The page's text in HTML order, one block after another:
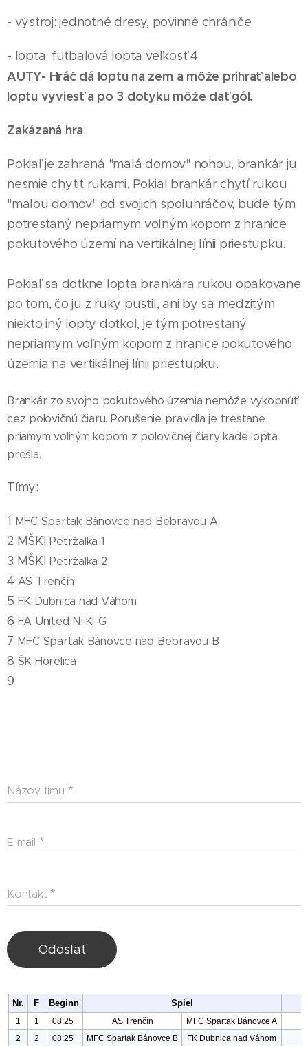
- výstroj: jednotné dresy, povinné chrániče
- lopta: futbalová lopta veľkosť 4
AUTY- Hráč dá loptu na zem a môže prihrať alebo
loptu vyviesť a po 3 dotyku môže dať gól.
Zakázaná hra:
Pokiaľ je zahraná "malá domov" nohou, brankár ju
nesmie chytiť rukami. Pokiaľ brankár chytí rukou
"malou domov" od svojich spoluhráčov, bude tým
potrestaný nepriamym voľným kopom z hranice
pokutového území na vertikálnej línii priestupku.
Pokiaľ sa dotkne lopta brankára rukou opakovane
po tom, čo ju z ruky pustil, ani by sa medzitým
niekto iný lopty dotkol, je tým potrestaný
nepriamym voľným kopom z hranice pokutového
územia na vertikálnej línii priestupku.
Brankár zo svojho pokutového územia nemôže vykopnúť
cez polovičnú čiaru. Porušenie pravidla je trestane
priamym voľným kopom z polovičnej čiary kade lopta
prešla.
Tímy:
1 MFC Spartak Bánovce nad Bebravou A
2 MŠKI Petržalka 1
3 MŠKI Petržalka 2
4 AS Trenčín
5 FK Dubnica nad Váhom
6 FA United N-Kl-G
7 MFC Spartak Bánovce nad Bebravou B
8 ŠK Horelica
9
Názov tímu
E-mail
Kontakt
Odoslať